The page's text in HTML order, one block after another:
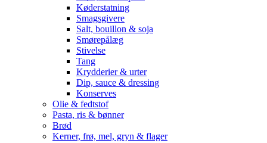
Køderstatning
Smagsgivere
Salt, bouillon & soja
Smørepålæg
Stivelse
Tang
Krydderier & urter
Dip, sauce & dressing
Konserves
Olie & fedtstof
Pasta, ris & bønner
Brød
Kerner, frø, mel, gryn & flager